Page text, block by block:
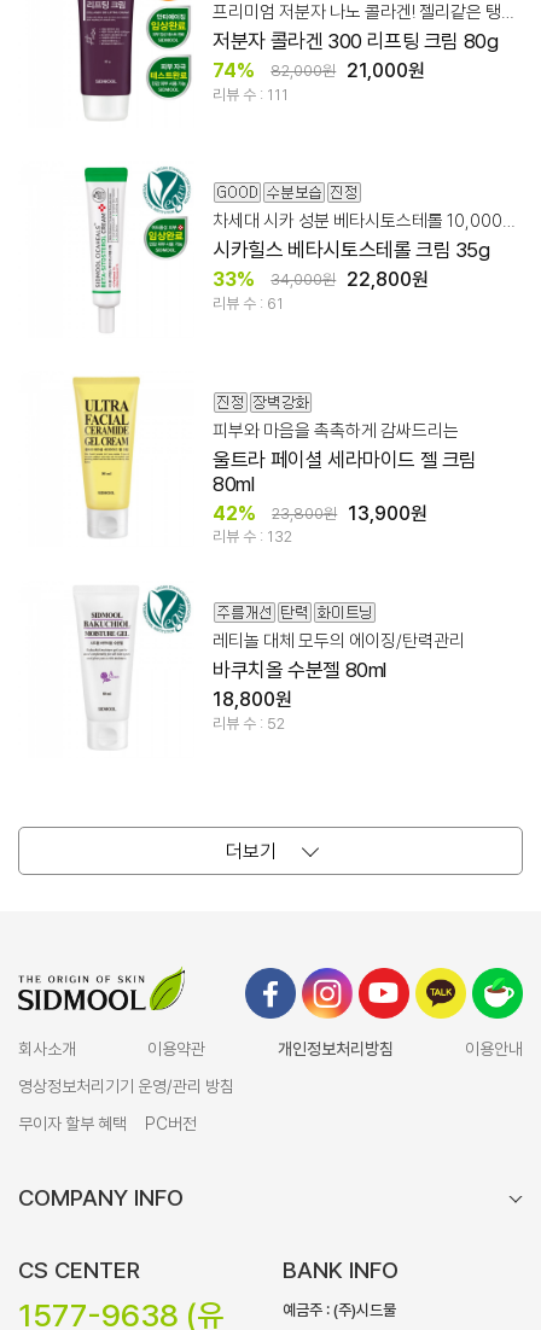
프리미엄 저분자 나노 콜라겐! 젤리같은 탱탱볼 피부 탄력 케어
저분자 콜라겐 300 리프팅 크림 80g
74% 82,000원 21,000원
리뷰 수 : 111
차세대 시카 성분 베타시토스테롤 10,000ppm + 판테놀
시카힐스 베타시토스테롤 크림 35g
33% 34,000원 22,800원
리뷰 수 : 61
피부와 마음을 촉촉하게 감싸드리는
울트라 페이셜 세라마이드 젤 크림
80ml
42% 23,800원 13,900원
리뷰 수 : 132
레티놀 대체 모두의 에이징/탄력관리
바쿠치올 수분젤 80ml
18,800원
리뷰 수 : 52
더보기
회사소개 이용약관 개인정보처리방침
이용안내
영상정보처리기기 운영/관리 방침
무이자 할부 혜택
PC버전
COMPANY INFO
CS CENTER
1577-9638 (유
BANK INFO
예금주 : (주)시드물